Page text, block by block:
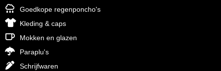
Goedkope regenponcho's
Kleding & caps
Mokken en glazen
Paraplu's
Schrijfwaren